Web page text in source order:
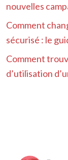
nouvelles
Comment
sécurisé : le
Comment
d’utilisation